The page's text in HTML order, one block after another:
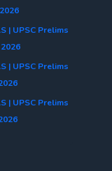
| UPSC Prelims
| UPSC Prelims
| UPSC Prelims